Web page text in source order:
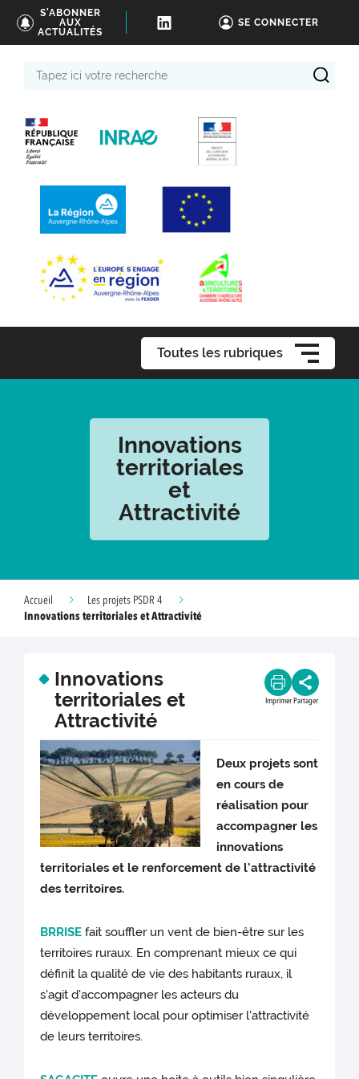
S'ABONNER
AUX
ACTUALITÉS
SE CONNECTER
Toutes les rubriques
Innovations
territoriales
et
Attractivité
Accueil
Les projets PSDR 4
Innovations territoriales et Attractivité
Innovations
territoriales et
Attractivité
Imprimer Partager
Deux projets sont
en cours de
réalisation pour
accompagner les
innovations
territoriales et le renforcement de l'attractivité
des territoires.
BRRISE fait souffler un vent de bien-être sur les
territoires ruraux. En comprenant mieux ce qui
définit la qualité de vie des habitants ruraux, il
s'agit d'accompagner les acteurs du
développement local pour optimiser l'attractivité
de leurs territoires.